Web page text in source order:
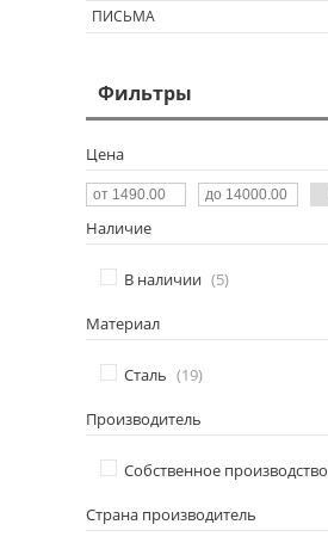
ПИСЬМА
Фильтры
Цена
Наличие
В наличии 5
Материал
Сталь 19
Производитель
Собственное производство
Страна производитель